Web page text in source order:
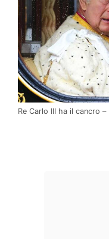
Re Carlo III ha il cancro